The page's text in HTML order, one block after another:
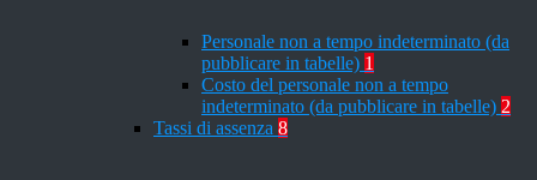
Personale non a tempo indeterminato (da
pubblicare in tabelle) 1
Costo del personale non a tempo
indeterminato (da pubblicare in tabelle) 2
Tassi di assenza 8